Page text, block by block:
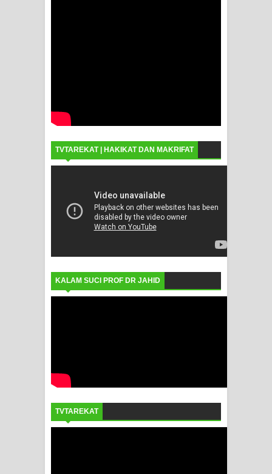
TVTAREKAT | HAKIKAT DAN MAKRIFAT
KALAM SUCI PROF DR JAHID
TVTAREKAT